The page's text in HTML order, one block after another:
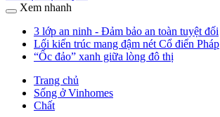
Xem nhanh
3 lớp an ninh - Đảm bảo an toàn tuyệt đối
Lối kiến trúc mang đậm nét Cổ điển Pháp
“Ốc đảo” xanh giữa lòng đô thị
Trang chủ
Sống ở Vinhomes
Chất